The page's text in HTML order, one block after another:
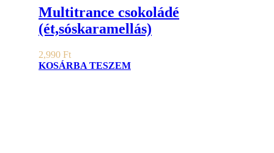
Multitrance csokoládé
(ét,sóskaramellás)
2,990 Ft
KOSÁRBA TESZEM